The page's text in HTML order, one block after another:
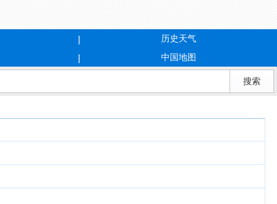
历史天气
中国地图